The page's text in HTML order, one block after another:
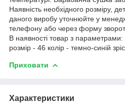
Наявність необхідного розміру,
даного виробу уточнюйте у
телефону або через форму
В наявності товар з параметрами:
розмір - 46 колір - темно-синій
Приховати
Характеристики